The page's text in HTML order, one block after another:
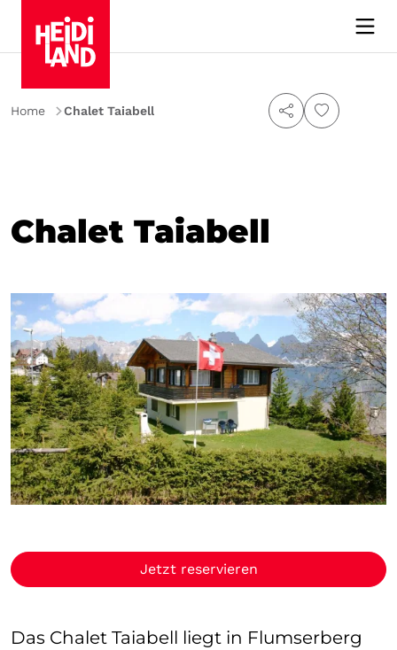
Home Chalet Taiabell
Chalet Taiabell
Jetzt reservieren
Das Chalet Taiabell liegt in Flumserberg